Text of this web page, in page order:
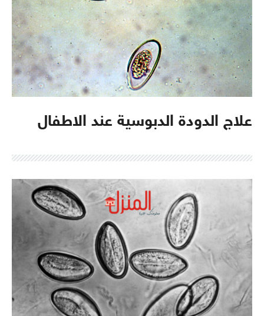
علاج الدودة الدبوسية عند الاطفال